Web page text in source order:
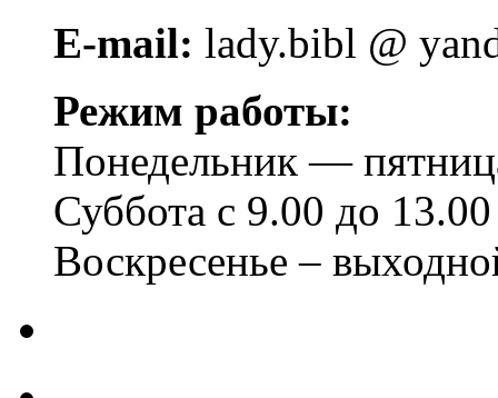
E-mail: lady.bibl @
Режим работы:
Понедельник —
Суббота с 9.00 до 13.00
Воскресенье –